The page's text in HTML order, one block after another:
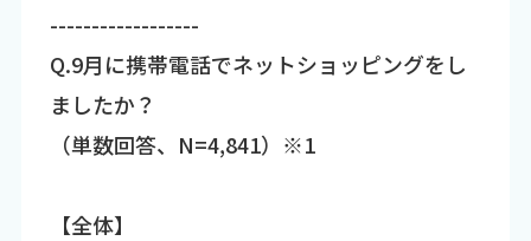
------------------
Q.9月に携帯電話でネットショッピングをし
ましたか？
（単数回答、N=4,841）※1
【全体】